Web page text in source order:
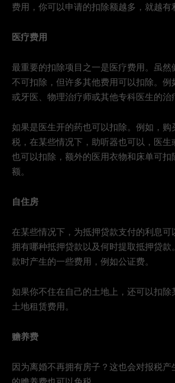
费用，你可以申请的扣除额越多，就越有
医疗费用
最重要的扣除项目之一是医疗费用。虽
不可扣除，但许多其他费用可以扣除。例
或牙医、物理治疗师或其他专科医生的治
如果是医生开的药也可以扣除。例如，
税，在某些情况下，助听器也可以，医
也可以扣除，额外的医用衣物和床单可扣
额。
自住房
在某些情况下，为抵押贷款支付的利息
拥有哪种抵押贷款以及何时提取抵押贷
款时产生的一些费用，例如公证费。
如果你不住在自己的土地上，还可以扣
土地租赁费用。
赡养费
因为离婚不再拥有房子？这也会对报税